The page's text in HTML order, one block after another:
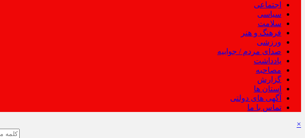
اجتماعی
سیاسی
سلامت
فرهنگ و هنر
ورزشی
صدای مردم / جوابیه
یادداشت
مصاحبه
گزارش
استان ها
آگهی های دولتی
تماس با ما
×